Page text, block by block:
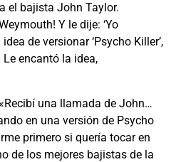
el bajista John Taylor.
Y le dije: ‘Yo
de versionar ‘Psycho Killer’,
Le encantó la idea,
una llamada de John…
en una versión de Psycho
primero si quería tocar en
de los mejores bajistas de la